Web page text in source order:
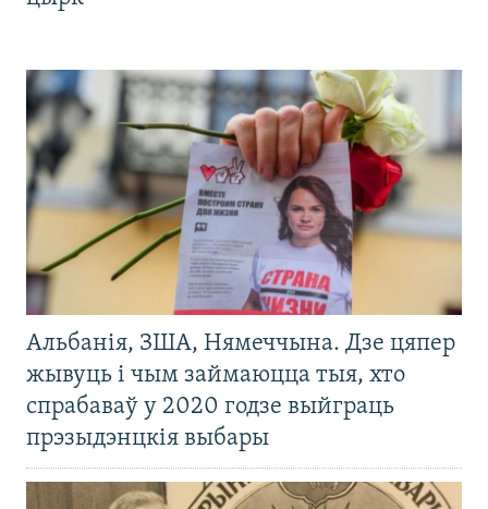
Альбанія, ЗША, Нямеччына. Дзе цяпер
жывуць і чым займаюцца тыя, хто
спрабаваў у 2020 годзе выйграць
прэзыдэнцкія выбары